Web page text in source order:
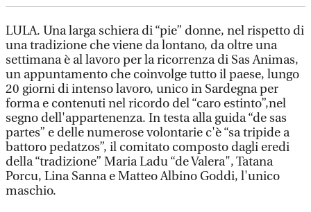
LULA. Una larga schiera di “pie” donne, nel rispetto di
una tradizione che viene da lontano, da oltre una
settimana è al lavoro per la ricorrenza di Sas Animas,
un appuntamento che coinvolge tutto il paese, lungo
20 giorni di intenso lavoro, unico in Sardegna per
forma e contenuti nel ricordo del “caro estinto”,nel
segno dell'appartenenza. In testa alla guida “de sas
partes” e delle numerose volontarie c'è “sa tripide a
battoro pedatzos”, il comitato composto dagli eredi
della “tradizione” Maria Ladu “de Valera", Tatana
Porcu, Lina Sanna e Matteo Albino Goddi, l'unico
maschio.